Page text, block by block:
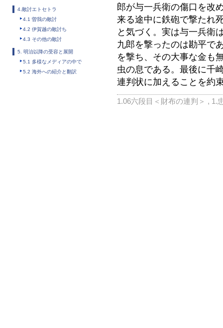
4.敵討エトセトラ
4.1 曽我の敵討
4.2 伊賀越の敵討ち
4.3 その他の敵討
5. 明治以降の受容と展開
5.1 多様なメディアの中で
5.2 海外への紹介と翻訳
郎が与一兵衛の傷口を改
来る途中に鉄砲で撃たれ
と気づく。実は与一兵衛
九郎を撃ったのは勘平で
を撃ち、その大事な金も
虫の息である。最後に千
連判状に加えることを約
1.06六段目＜財布の連判＞ , 1.